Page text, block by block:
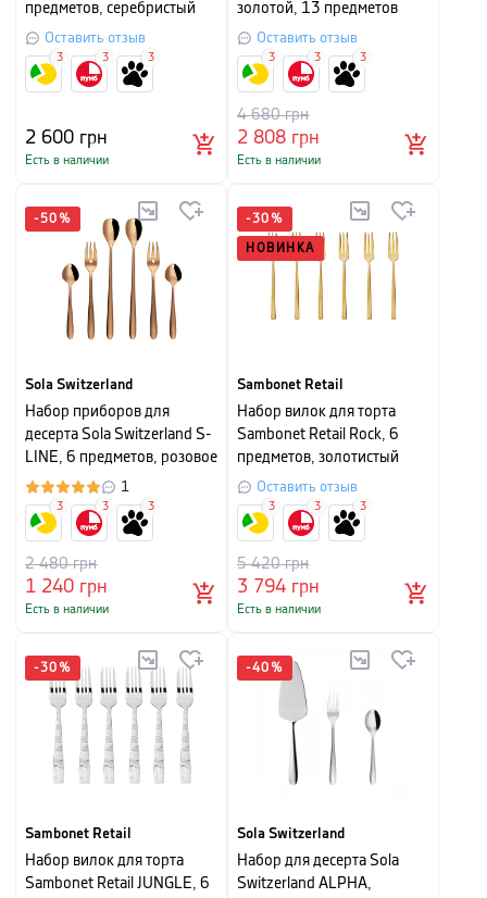
предметов, серебристый
Оставить отзыв
2 600 грн
Есть в наличии
3 3 3
золотой, 13 предметов
Оставить отзыв
2 808 грн
4 680грн
Есть в наличии
3 3 3
-50 %
Sola Switzerland
Набор приборов для
десерта Sola Switzerland S-
LINE, 6 предметов, розовое
золото
1
1 240 грн
2 480грн
Есть в наличии
3 3 3
-30 %
НОВИНКА
Sambonet Retail
Набор вилок для торта
Sambonet Retail Rock, 6
предметов, золотистый
Оставить отзыв
3 794 грн
5 420грн
Есть в наличии
3 3 3
-30 %
Sambonet Retail
Набор вилок для торта
Sambonet Retail JUNGLE, 6
-40 %
Sola Switzerland
Набор для десерта Sola
Switzerland ALPHA,